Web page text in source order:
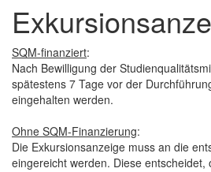
SQM-finanziert:
Nach Bewilligung der
spätestens 7 Tage vor der
eingehalten werden.
Ohne SQM-Finanzierung:
Die Exkursionsanzeige muss an die
eingereicht werden. Diese